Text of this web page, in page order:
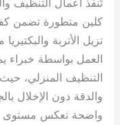
كلين متطورة تضمن
تزيل الأتربة
العمل بواسطة خبراء
التنظيف المنزلي،
والدقة دون الإخلال
واضحة تعكس مستوى